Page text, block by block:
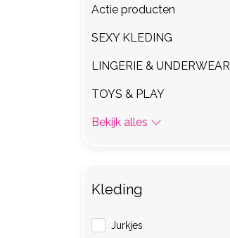
Actie producten
SEXY KLEDING
LINGERIE & UNDERWEAR
TOYS & PLAY
Bekijk alles
Kleding
Jurkjes